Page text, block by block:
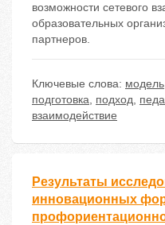
возможности сетевого
образовательных
партнеров.
Ключевые слова: модель
подготовка, подход,
взаимодействие
Результаты
инновационных